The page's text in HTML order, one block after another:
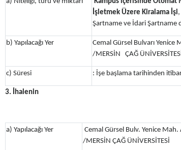
İşletmek Üzere Kiralama İşi
Şartname ve İdari Şartname
b) Yapılacağı Yer
Cemal Gürsel Bulvarı
/MERSİN ÇAĞ
c) Süresi : İşe başlama tarihinden
3. İhalenin
a) Yapılacağı Yer
Cemal Gürsel Bulv. Yenice
/MERSİN ÇAĞ ÜNİVERSİTESİ